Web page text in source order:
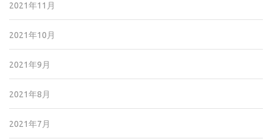
2021年11月
2021年10月
2021年9月
2021年8月
2021年7月